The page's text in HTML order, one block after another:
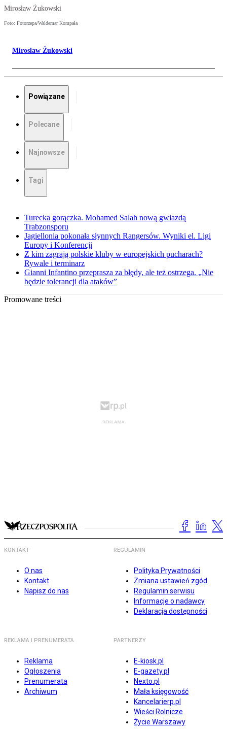
Mirosław Żukowski
Foto: Fotorzepa/Waldemar Kompała
Mirosław Żukowski
Powiązane
Polecane
Najnowsze
Tagi
Turecka gorączka. Mohamed Salah nową gwiazdą
Trabzonsporu
Jagiellonia pokonała słynnych Rangersów. Wyniki el. Ligi
Europy i Konferencji
Z kim zagrają polskie kluby w europejskich pucharach?
Rywale i terminarz
Gianni Infantino przeprasza za błędy, ale też ostrzega. „Nie
będzie tolerancji dla ataków”
Promowane treści
KONTAKT
O nas
Kontakt
Napisz do nas
REGULAMIN
Polityka Prywatności
Zmiana ustawień zgód
Regulamin serwisu
Informacje o nadawcy
Deklaracja dostępności
REKLAMA I PRENUMERATA
Reklama
Ogłoszenia
Prenumerata
Archiwum
PARTNERZY
E-kiosk.pl
E-gazety.pl
Nexto.pl
Mała księgowość
Kancelarierp.pl
Wieści Rolnicze
Życie Warszawy